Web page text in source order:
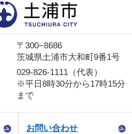
〒300−8686
茨城県土浦市大和町9番1号
029-826-1111（代表）
※平日8時30分から17時15分
まで
お問い合わせ